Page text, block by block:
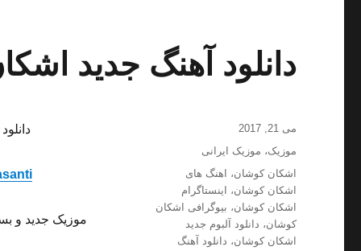
دانلود آهنگ جدید
موزیک جدید و
ارسال
شده
می 21, 2017
دسته‌ها
موزیک، موزیک ایرانی
برچسب‌ها
اشکان کوشان،
اهنگ های
اشکان کوشان،
اینستاگرام
اشکان کوشان، بیوگرافی اشکان
کوشان، دانلود آلبوم جدید
اشکان کوشان، دانلود آهنگ